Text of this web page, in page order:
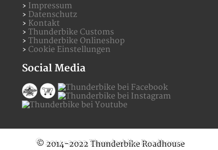
Impressum
Datenschutz
Kontakt
Thunderbike Customs
Thunderbike Onlineshop
Cookie Einstellungen
Social Media
© 2014-2022 Thunderbike Roadhouse